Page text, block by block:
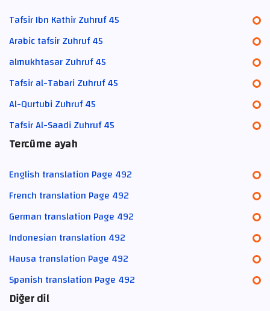
Tafsir Ibn Kathir Zuhruf 45
Arabic tafsir Zuhruf 45
almukhtasar Zuhruf 45
Tafsir al-Tabari Zuhruf 45
Al-Qurtubi Zuhruf 45
Tafsir Al-Saadi Zuhruf 45
Tercüme ayah
English translation Page 492
French translation Page 492
German translation Page 492
Indonesian translation 492
Hausa translation Page 492
Spanish translation Page 492
Diğer dil